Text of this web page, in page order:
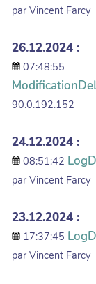
par Vincent Farcy
26.12.2024 :
07:48:55
90.0.192.152
24.12.2024 :
08:51:42
par Vincent Farcy
23.12.2024 :
17:37:45
par Vincent Farcy